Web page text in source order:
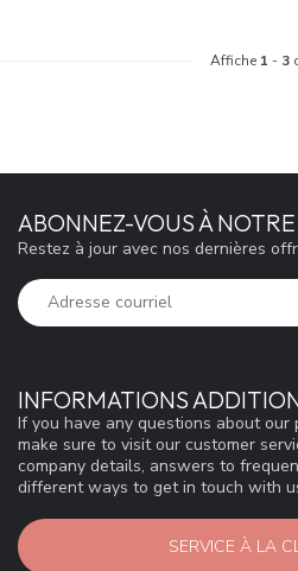
Affiche 1 - 3
INFORMATIONS
If you have any questions about our
make sure to visit our customer
company details, answers to
different ways to get in touch with
SERVICE À LA
ABONNEZ-VOUS À
Restez à jour avec nos dernières